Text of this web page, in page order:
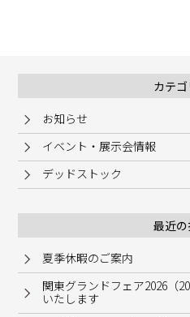
カテ
お知らせ
イベント・展示会情報
デッドストック
最近
夏季休暇のご案内
関東グランドフェア2026（
いたします